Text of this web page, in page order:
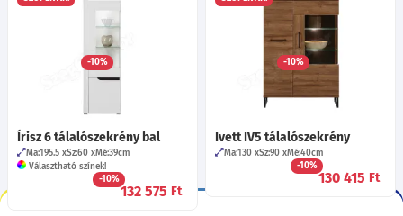
Ma:Koronával 205 Sz:135
Több mint 40 féle szín!
Többféle fióksín!
Többféle kivetőpánt!
-10%
137 350
Polli 22 vitrin
Sz:137 Mé:42
Választható színek!
-10%
176 945
Írisz 6 tálalószekrény bal
Ma:195.5 Sz:60 Mé:39cm
Választható színek!
-10%
132 575 Ft
Ivett IV5 tálalószekrény
Ma:130 Sz:90 Mé:40cm
-10%
130 415 Ft